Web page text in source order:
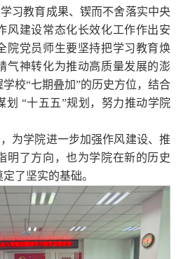
习教育成果、锲而不舍落实中央
风建设常态化长效化工作作出安
院党员师生要坚持把学习教育焕
气神转化为推动高质量发展的澎
学校“七期叠加”的历史方位，结合
划 “十五五”规划，努力推动学院
为学院进一步加强作风建设、推
明了方向，也为学院在新的历史
了坚实的基础。